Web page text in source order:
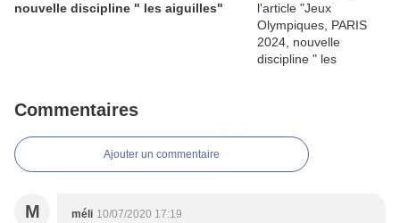
nouvelle discipline " les aiguilles"
Commentaires
Ajouter un commentaire
M méli 10/07/2020 17:19